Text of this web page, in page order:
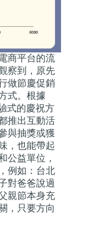
商平台的流
察到，原先
做節慶促銷
式。根據
式的慶祝方
推出互動活
與抽獎或獲
，也能帶起
公益單位，
例如：台北
對爸爸說過
親節本身充
，只要方向